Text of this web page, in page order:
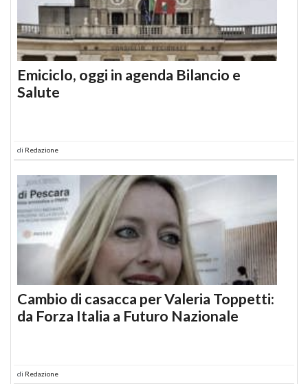
Emiciclo, oggi in agenda Bilancio e
Salute
di Redazione
Cambio di casacca per Valeria Toppetti:
da Forza Italia a Futuro Nazionale
di Redazione